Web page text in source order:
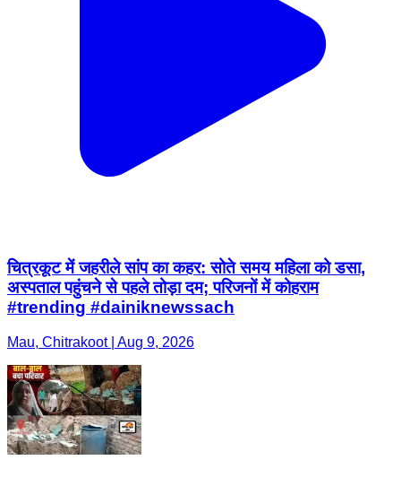
चित्रकूट में जहरीले सांप का कहर: सोते समय महिला को डसा,
अस्पताल पहुंचने से पहले तोड़ा दम; परिजनों में कोहराम
#trending #dainiknewssach
Mau, Chitrakoot | Aug 9, 2026